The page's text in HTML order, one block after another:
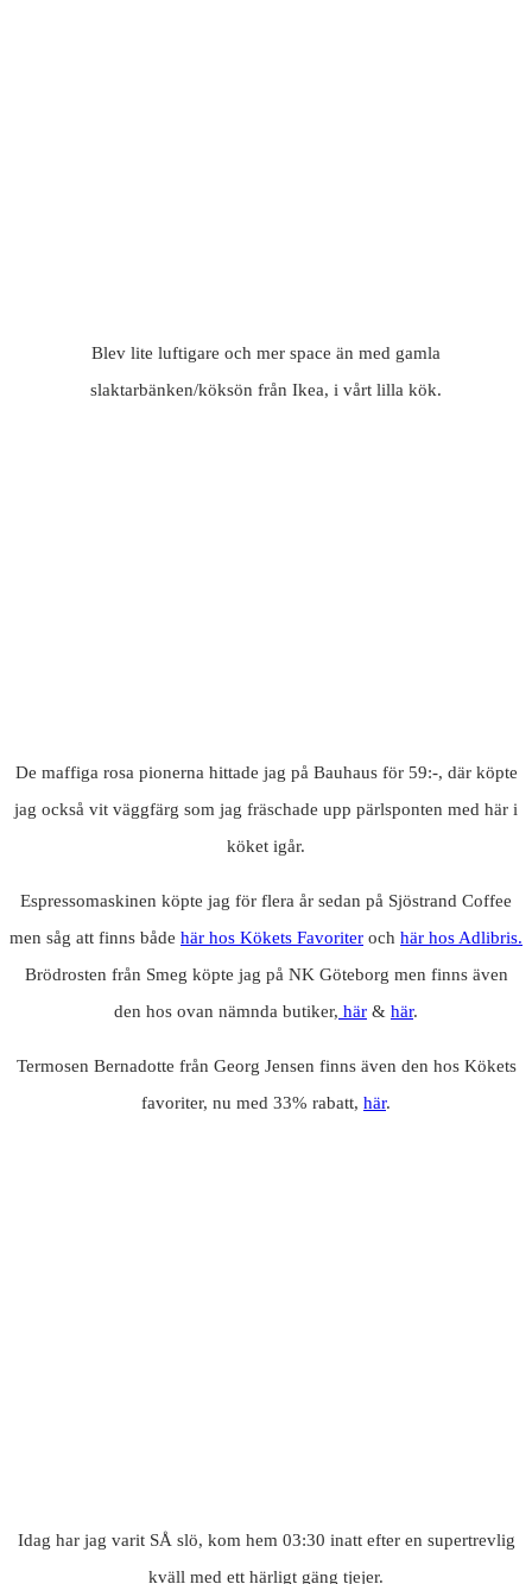
Blev lite luftigare och mer space än med gamla
slaktarbänken/köksön från Ikea, i vårt lilla kök.
De maffiga rosa pionerna hittade jag på Bauhaus för 59:-, där köpte
jag också vit väggfärg som jag fräschade upp pärlsponten med här i
köket igår.
Espressomaskinen köpte jag för flera år sedan på Sjöstrand Coffee
men såg att finns både här hos Kökets Favoriter och här hos Adlibris.
Brödrosten från Smeg köpte jag på NK Göteborg men finns även
den hos ovan nämnda butiker, här & här.
Termosen Bernadotte från Georg Jensen finns även den hos Kökets
favoriter, nu med 33% rabatt, här.
Idag har jag varit SÅ slö, kom hem 03:30 inatt efter en supertrevlig
kväll med ett härligt gäng tjejer.